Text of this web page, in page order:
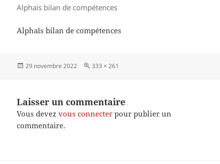
Alphaïs bilan de compétences
Alphaïs bilan de compétences
Publié
29 novembre 2022
Taille
333 × 261
Laisser un commentaire
Vous devezvous connecter pour publier un
commentaire.